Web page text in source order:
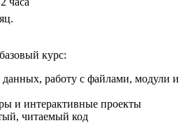
курс:
работу с файлами, модули и
и интерактивные проекты
читаемый код